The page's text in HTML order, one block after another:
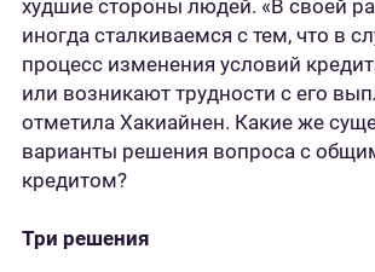
худшие стороны людей. «В своей
иногда сталкиваемся с тем, что в
процесс изменения условий
или возникают трудности с его
отметила Хакиайнен. Какие же
варианты решения вопроса с
кредитом?
Три решения